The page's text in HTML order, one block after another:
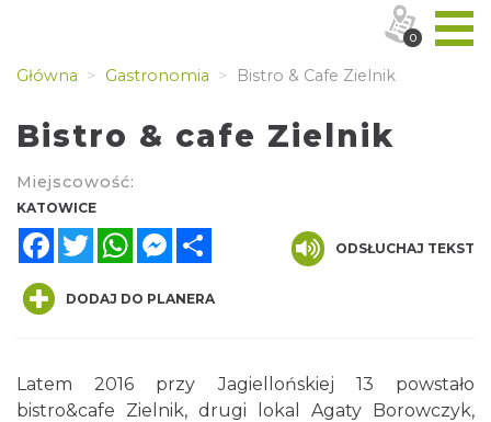
Główna Gastronomia Bistro & Cafe Zielnik
Bistro & cafe Zielnik
Miejscowość:
KATOWICE
FacebookTwitterWhatsAppMessenger
ODSŁUCHAJ TEKST
DODAJ DO PLANERA
Latem 2016 przy Jagiellońskiej 13 powstało
bistro&cafe Zielnik, drugi lokal Agaty Borowczyk,
0